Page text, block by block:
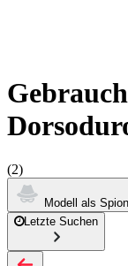
(2)
Modell als
Letzte Suchen